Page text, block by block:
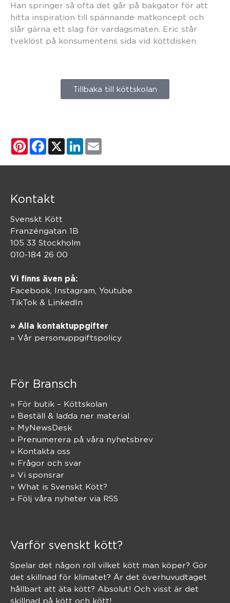
Han springer så ofta det går på bakgator för att
hitta inspiration till spännande matkoncept och
slår gärna ett slag för vardagsmaten. Eric står
tveklöst på konsumentens sida vid köttdisken.
Tillbaka till köttskolan
PinterestFacebook
X LinkedIn
Kontakt
Svenskt Kött
Franzéngatan 1B
105 33 Stockholm
010-184 26 00
Vi finns även på:
Facebook, Instagram Youtube
TikTok & LinkedIn
» Alla kontaktuppgifter
» Vår personuppgiftspolicy
För Bransch
» För butik – Köttskolan
» Beställ & ladda ner material
» MyNewsDesk
» Prenumerera på våra nyhetsbrev
» Kontakta oss
» Frågor och svar
» Vi sponsrar
» What is Svenskt Kött?
» Följ våra nyheter via RSS
Varför svenskt kött?
Spelar det någon roll vilket kött man köper? Gör
det skillnad för klimatet? Är det överhuvudtaget
hållbart att äta kött? Absolut! Och visst är det
skillnad på kött och kött!